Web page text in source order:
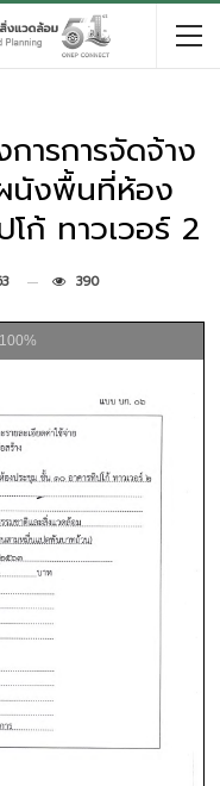
การการจัดจ้าง
นังพื้นที่ห้อง
ก้ ทาวเวอร์ 2
390
100%